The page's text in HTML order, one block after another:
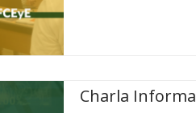
Charla